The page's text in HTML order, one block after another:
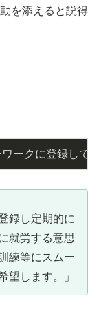
を添えると説得
ークに登録して
録し定期的に
就労する意思
練等にスムー
望します。」